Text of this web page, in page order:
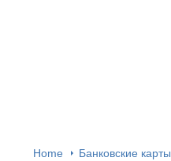
Home
Банковские карты